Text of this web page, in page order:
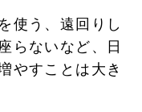
使う、遠回りし
らないなど、日
やすことは大き